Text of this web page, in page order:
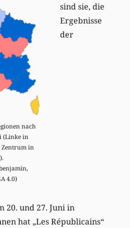
nach
(Linke in
Zentrum in
4.0)
sind sie, die
Ergebnisse
der
20. und 27. Juni in
hat „Les Républicains“